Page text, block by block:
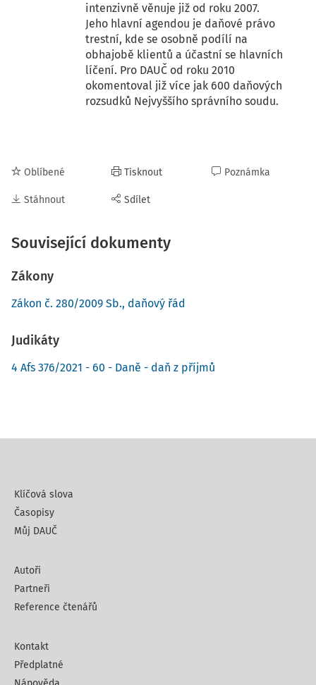
intenzivně věnuje již od roku 2007.
Jeho hlavní agendou je daňové právo
trestní, kde se osobně podílí na
obhajobě klientů a účastní se hlavních
líčení. Pro DAUČ od roku 2010
okomentoval již více jak 600 daňových
rozsudků Nejvyššího správního soudu.
Oblíbené
Stáhnout
Tisknout
Sdílet
Poznámka
Související dokumenty
Zákony
Zákon č. 280/2009 Sb., daňový řád
Judikáty
4 Afs 376/2021 - 60 - Daně - daň z příjmů
Klíčová slova
Časopisy
Můj DAUČ
Autoři
Partneři
Reference čtenářů
Kontakt
Předplatné